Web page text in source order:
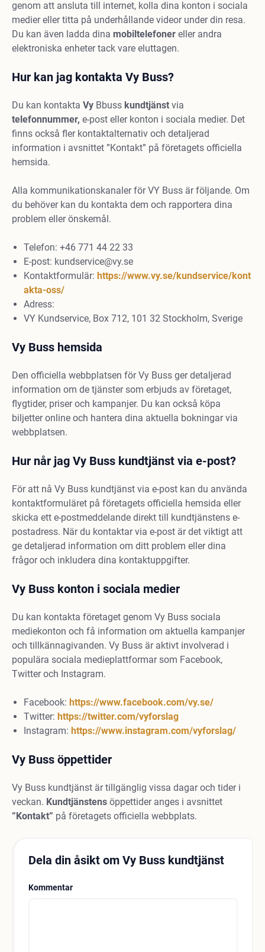
genom att ansluta till internet, kolla dina konton i sociala
medier eller titta på underhållande videor under din resa.
Du kan även ladda dina mobiltelefoner eller andra
elektroniska enheter tack vare eluttagen.
Hur kan jag kontakta Vy Buss?
Du kan kontakta Vy Bbuss kundtjänst via
telefonnummer, e-post eller konton i sociala medier. Det
finns också fler kontaktalternativ och detaljerad
information i avsnittet ”Kontakt” på företagets officiella
hemsida.
Alla kommunikationskanaler för VY Buss är följande. Om
du behöver kan du kontakta dem och rapportera dina
problem eller önskemål.
Telefon: +46 771 44 22 33
E-post: kundservice@vy.se
Kontaktformulär: https://www.vy.se/kundservice/kont
akta-oss/
Adress:
VY Kundservice, Box 712, 101 32 Stockholm, Sverige
Vy Buss hemsida
Den officiella webbplatsen för Vy Buss ger detaljerad
information om de tjänster som erbjuds av företaget,
flygtider, priser och kampanjer. Du kan också köpa
biljetter online och hantera dina aktuella bokningar via
webbplatsen.
Hur når jag Vy Buss kundtjänst via e-post?
För att nå Vy Buss kundtjänst via e-post kan du använda
kontaktformuläret på företagets officiella hemsida eller
skicka ett e-postmeddelande direkt till kundtjänstens e-
postadress. När du kontaktar via e-post är det viktigt att
ge detaljerad information om ditt problem eller dina
frågor och inkludera dina kontaktuppgifter.
Vy Buss konton i sociala medier
Du kan kontakta företaget genom Vy Buss sociala
mediekonton och få information om aktuella kampanjer
och tillkännagivanden. Vy Buss är aktivt involverad i
populära sociala medieplattformar som Facebook,
Twitter och Instagram.
Facebook: https://www.facebook.com/vy.se/
Twitter: https://twitter.com/vyforslag
Instagram: https://www.instagram.com/vyforslag/
Vy Buss öppettider
Vy Buss kundtjänst är tillgänglig vissa dagar och tider i
veckan. Kundtjänstens öppettider anges i avsnittet
”Kontakt” på företagets officiella webbplats.
Dela din åsikt om Vy Buss kundtjänst
Kommentar